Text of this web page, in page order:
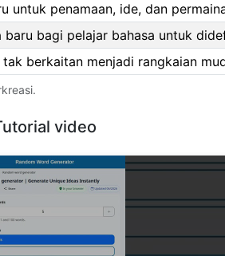
untuk penamaan, ide, dan
baru bagi pelajar bahasa untuk
berkaitan menjadi rangkaian
video